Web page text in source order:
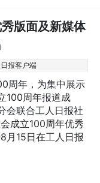
版面及新媒体
报客户端
年，为集中展示
100周年报道成
会联合工人日报社
成立100周年优秀
月15日在工人日报